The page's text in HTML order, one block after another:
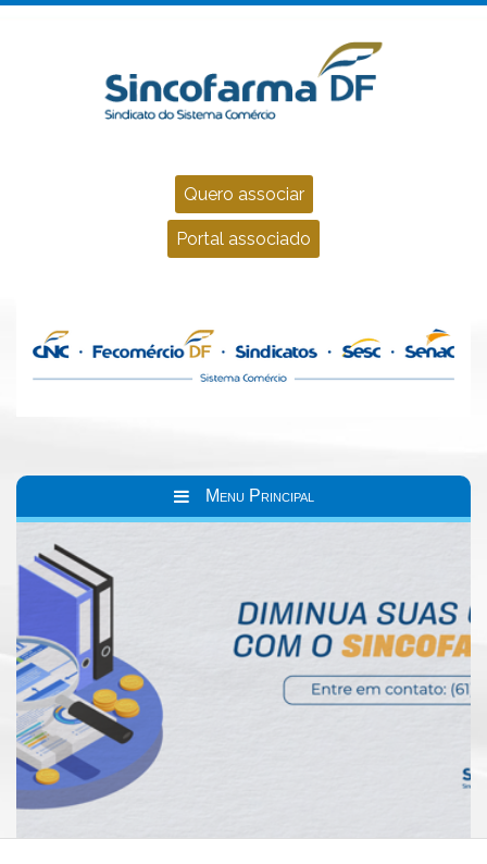
Quero associar
Portal associado
Menu Principal